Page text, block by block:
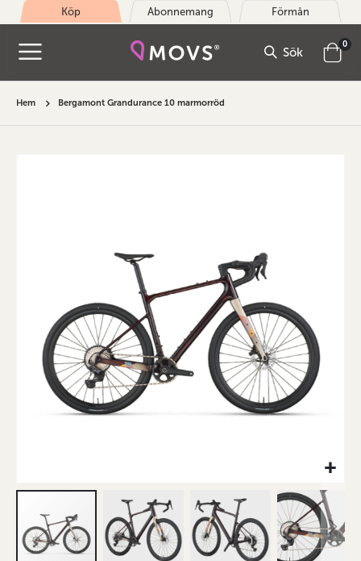
Köp Abonnemang Förmån
Sök Cart
0
Hem Bergamont Grandurance 10 marmorröd